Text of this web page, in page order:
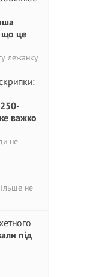
що це
лежанку
важко
не
не
під